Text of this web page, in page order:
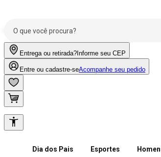
Entrega ou retirada? Informe seu CEP
Entre ou cadastre-seAcompanhe seu pedido
Dia dos Pais Esportes